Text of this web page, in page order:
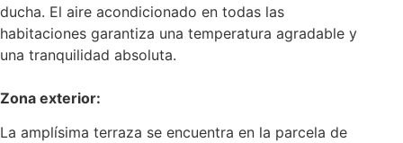
ducha. El aire acondicionado en todas las
habitaciones garantiza una temperatura agradable y
una tranquilidad absoluta.
Zona exterior:
La amplísima terraza se encuentra en la parcela de